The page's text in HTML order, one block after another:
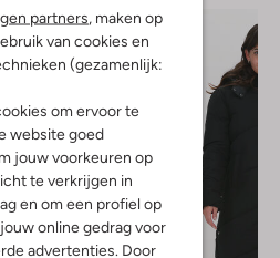
partners , maken op
van cookies en
(gezamenlijk:
om ervoor te
website goed
jouw voorkeuren op
te verkrijgen in
en om een profiel op
online gedrag voor
advertenties. Door